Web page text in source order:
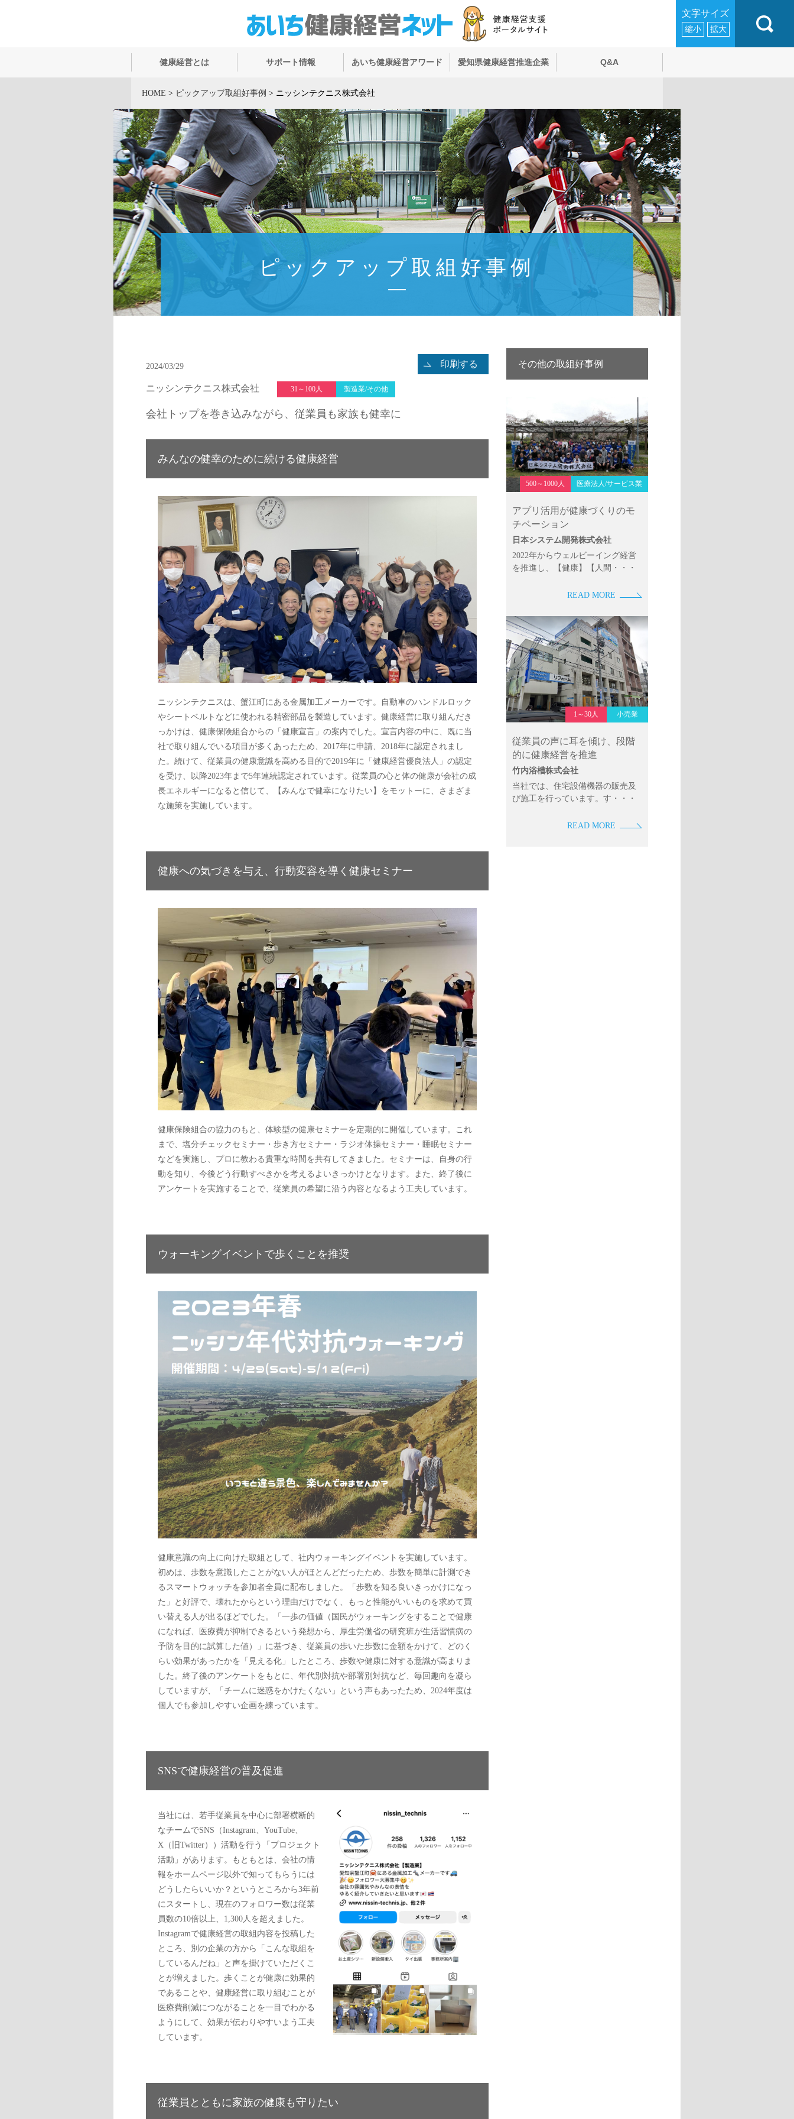
文字サイズ
縮小 拡大
健康経営とは サポート情報 あいち健康経営アワード 愛知県健康経営推進企業 Q&A
HOME > ピックアップ取組好事例 > ニッシンテクニス株式会社
ピックアップ取組好事例
印刷する
2024/03/29
ニッシンテクニス株式会社 31～100人 製造業/その他
会社トップを巻き込みながら、従業員も家族も健幸に
みんなの健幸のために続ける健康経営
ニッシンテクニスは、蟹江町にある金属加工メーカーです。自動車のハンドルロック
やシートベルトなどに使われる精密部品を製造しています。健康経営に取り組んだき
っかけは、健康保険組合からの「健康宣言」の案内でした。宣言内容の中に、既に当
社で取り組んでいる項目が多くあったため、2017年に申請、2018年に認定されまし
た。続けて、従業員の健康意識を高める目的で2019年に「健康経営優良法人」の認定
を受け、以降2023年まで5年連続認定されています。従業員の心と体の健康が会社の成
長エネルギーになると信じて、【みんなで健幸になりたい】をモットーに、さまざま
な施策を実施しています。
健康への気づきを与え、行動変容を導く健康セミナー
健康保険組合の協力のもと、体験型の健康セミナーを定期的に開催しています。これ
まで、塩分チェックセミナー・歩き方セミナー・ラジオ体操セミナー・睡眠セミナー
などを実施し、プロに教わる貴重な時間を共有してきました。セミナーは、自身の行
動を知り、今後どう行動すべきかを考えるよいきっかけとなります。また、終了後に
アンケートを実施することで、従業員の希望に沿う内容となるよう工夫しています。
ウォーキングイベントで歩くことを推奨
健康意識の向上に向けた取組として、社内ウォーキングイベントを実施しています。
初めは、歩数を意識したことがない人がほとんどだったため、歩数を簡単に計測でき
るスマートウォッチを参加者全員に配布しました。「歩数を知る良いきっかけになっ
た」と好評で、壊れたからという理由だけでなく、もっと性能がいいものを求めて買
い替える人が出るほどでした。「一歩の価値（国民がウォーキングをすることで健康
になれば、医療費が抑制できるという発想から、厚生労働省の研究班が生活習慣病の
予防を目的に試算した値）」に基づき、従業員の歩いた歩数に金額をかけて、どのく
らい効果があったかを「見える化」したところ、歩数や健康に対する意識が高まりま
した。終了後のアンケートをもとに、年代別対抗や部署別対抗など、毎回趣向を凝ら
していますが、「チームに迷惑をかけたくない」という声もあったため、2024年度は
個人でも参加しやすい企画を練っています。
SNSで健康経営の普及促進
当社には、若手従業員を中心に部署横断的
なチームでSNS（Instagram、YouTube、
X（旧Twitter））活動を行う「プロジェクト
活動」があります。もともとは、会社の情
報をホームページ以外で知ってもらうには
どうしたらいいか？というところから3年前
にスタートし、現在のフォロワー数は従業
員数の10倍以上、1,300人を超えました。
Instagramで健康経営の取組内容を投稿した
ところ、別の企業の方から「こんな取組を
しているんだね」と声を掛けていただくこ
とが増えました。歩くことが健康に効果的
であることや、健康経営に取り組むことが
医療費削減につながることを一目でわかる
ようにして、効果が伝わりやすいよう工夫
しています。
従業員とともに家族の健康も守りたい
その他の取組好事例
500～1000人 医療法人/サービス業
アプリ活用が健康づくりのモ
チベーション
日本システム開発株式会社
2022年からウェルビーイング経営
を推進し、【健康】【人間・・・
READ MORE
1～30人 小売業
従業員の声に耳を傾け、段階
的に健康経営を推進
竹内浴槽株式会社
当社では、住宅設備機器の販売及
び施工を行っています。す・・・
READ MORE